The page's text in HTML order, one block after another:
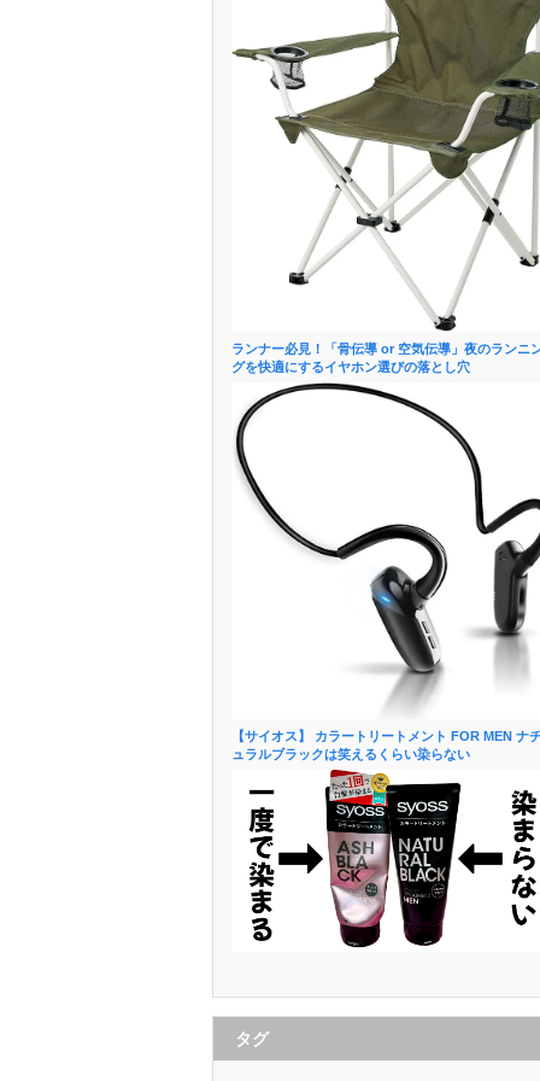
ランナー必見！「骨伝導 or 空気伝導」夜のランニ
グを快適にするイヤホン選びの落とし穴
【サイオス】 カラートリートメント FOR MEN ナ
ュラルブラックは笑えるくらい染らない
タグ